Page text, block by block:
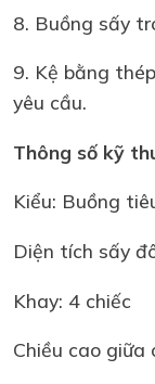
8. Buồng sấy
9. Kệ bằng
yêu cầu.
Thông số kỹ
Kiểu: Buồng
Diện tích sấy
Khay: 4 chiếc
Chiều cao giữa